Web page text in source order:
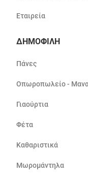
Εταιρεία
ΔΗΜΟΦΙΛΗ
Πάνες
Οπωροπωλείο -
Γιαούρτια
Φέτα
Καθαριστικά
Μωρομάντηλα